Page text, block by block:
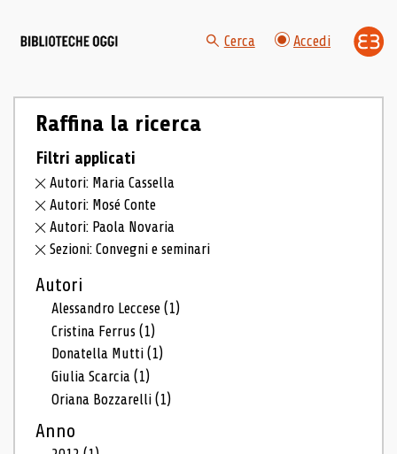
Cerca Accedi
Raffina la ricerca
Filtri applicati
Autori: Maria Cassella
Autori: Mosé Conte
Autori: Paola Novaria
Sezioni: Convegni e seminari
Autori
Alessandro Leccese(1)
Cristina Ferrus(1)
Donatella Mutti(1)
Giulia Scarcia(1)
Oriana Bozzarelli(1)
Anno